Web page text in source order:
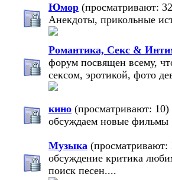
Юмор (просматривают:
Анекдоты, прикольные
Романтика, Секс &
форум посвящен всему,
сексом, эротикой, фото
кино (просматривают: 10)
обсуждаем новые фильмы
Музыка (просматривают:
обсуждение критика
поиск песен....